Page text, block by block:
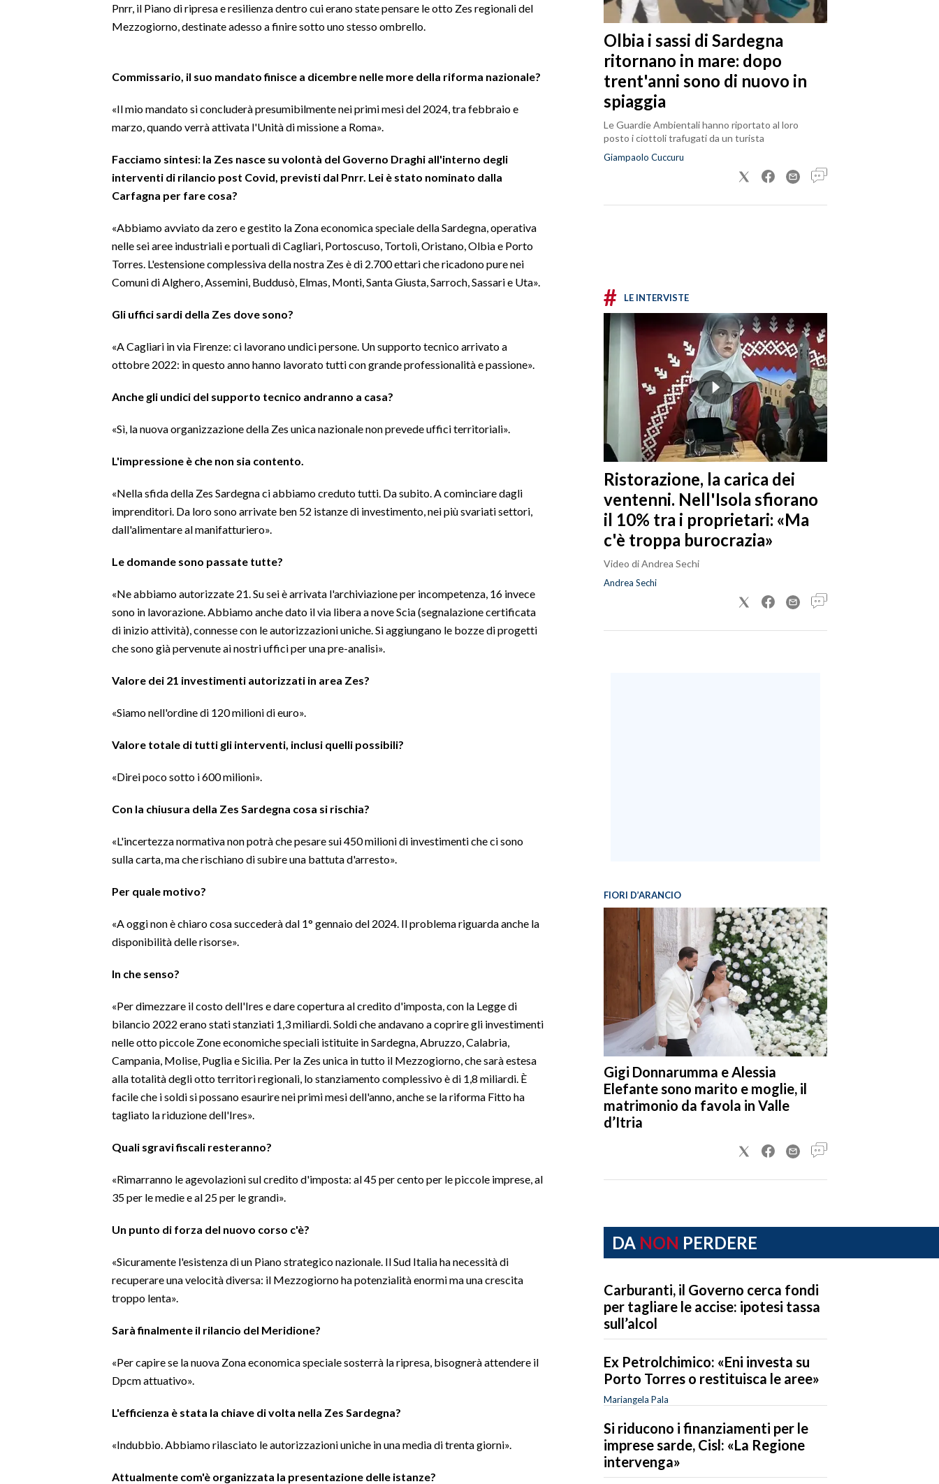
Pnrr, il Piano di ripresa e resilienza dentro cui erano state pensare le otto Zes regionali del
Mezzogiorno, destinate adesso a finire sotto uno stesso ombrello.
Commissario, il suo mandato finisce a dicembre nelle more della riforma nazionale?
«Il mio mandato si concluderà presumibilmente nei primi mesi del 2024, tra febbraio e
marzo, quando verrà attivata l'Unità di missione a Roma».
Facciamo sintesi: la Zes nasce su volontà del Governo Draghi all'interno degli
interventi di rilancio post Covid, previsti dal Pnrr. Lei è stato nominato dalla
Carfagna per fare cosa?
«Abbiamo avviato da zero e gestito la Zona economica speciale della Sardegna, operativa
nelle sei aree industriali e portuali di Cagliari, Portoscuso, Tortolì, Oristano, Olbia e Porto
Torres. L'estensione complessiva della nostra Zes è di 2.700 ettari che ricadono pure nei
Comuni di Alghero, Assemini, Buddusò, Elmas, Monti, Santa Giusta, Sarroch, Sassari e Uta».
Gli uffici sardi della Zes dove sono?
«A Cagliari in via Firenze: ci lavorano undici persone. Un supporto tecnico arrivato a
ottobre 2022: in questo anno hanno lavorato tutti con grande professionalità e passione».
Anche gli undici del supporto tecnico andranno a casa?
«Sì, la nuova organizzazione della Zes unica nazionale non prevede uffici territoriali».
L'impressione è che non sia contento.
«Nella sfida della Zes Sardegna ci abbiamo creduto tutti. Da subito. A cominciare dagli
imprenditori. Da loro sono arrivate ben 52 istanze di investimento, nei più svariati settori,
dall'alimentare al manifatturiero».
Le domande sono passate tutte?
«Ne abbiamo autorizzate 21. Su sei è arrivata l'archiviazione per incompetenza, 16 invece
sono in lavorazione. Abbiamo anche dato il via libera a nove Scia (segnalazione certificata
di inizio attività), connesse con le autorizzazioni uniche. Si aggiungano le bozze di progetti
che sono già pervenute ai nostri uffici per una pre-analisi».
Valore dei 21 investimenti autorizzati in area Zes?
«Siamo nell'ordine di 120 milioni di euro».
Valore totale di tutti gli interventi, inclusi quelli possibili?
«Direi poco sotto i 600 milioni».
Con la chiusura della Zes Sardegna cosa si rischia?
«L'incertezza normativa non potrà che pesare sui 450 milioni di investimenti che ci sono
sulla carta, ma che rischiano di subire una battuta d'arresto».
Per quale motivo?
«A oggi non è chiaro cosa succederà dal 1° gennaio del 2024. Il problema riguarda anche la
disponibilità delle risorse».
In che senso?
«Per dimezzare il costo dell'Ires e dare copertura al credito d'imposta, con la Legge di
bilancio 2022 erano stati stanziati 1,3 miliardi. Soldi che andavano a coprire gli investimenti
nelle otto piccole Zone economiche speciali istituite in Sardegna, Abruzzo, Calabria,
Campania, Molise, Puglia e Sicilia. Per la Zes unica in tutto il Mezzogiorno, che sarà estesa
alla totalità degli otto territori regionali, lo stanziamento complessivo è di 1,8 miliardi. È
facile che i soldi si possano esaurire nei primi mesi dell'anno, anche se la riforma Fitto ha
tagliato la riduzione dell'Ires».
Quali sgravi fiscali resteranno?
«Rimarranno le agevolazioni sul credito d'imposta: al 45 per cento per le piccole imprese, al
35 per le medie e al 25 per le grandi».
Un punto di forza del nuovo corso c'è?
«Sicuramente l'esistenza di un Piano strategico nazionale. Il Sud Italia ha necessità di
recuperare una velocità diversa: il Mezzogiorno ha potenzialità enormi ma una crescita
troppo lenta».
Sarà finalmente il rilancio del Meridione?
«Per capire se la nuova Zona economica speciale sosterrà la ripresa, bisognerà attendere il
Dpcm attuativo».
L'efficienza è stata la chiave di volta nella Zes Sardegna?
«Indubbio. Abbiamo rilasciato le autorizzazioni uniche in una media di trenta giorni».
Attualmente com'è organizzata la presentazione delle istanze?
Olbia i sassi di Sardegna
ritornano in mare: dopo
trent'anni sono di nuovo in
spiaggia
Le Guardie Ambientali hanno riportato al loro
posto i ciottoli trafugati da un turista
Giampaolo Cuccuru
# LE INTERVISTE
Ristorazione, la carica dei
ventenni. Nell'Isola sfiorano
il 10% tra i proprietari: «Ma
c'è troppa burocrazia»
Video di Andrea Sechi
Andrea Sechi
FIORI D’ARANCIO
Gigi Donnarumma e Alessia
Elefante sono marito e moglie, il
matrimonio da favola in Valle
d’Itria
DA NON PERDERE
Carburanti, il Governo cerca fondi
per tagliare le accise: ipotesi tassa
sull’alcol
Ex Petrolchimico: «Eni investa su
Porto Torres o restituisca le aree»
Mariangela Pala
Si riducono i finanziamenti per le
imprese sarde, Cisl: «La Regione
intervenga»